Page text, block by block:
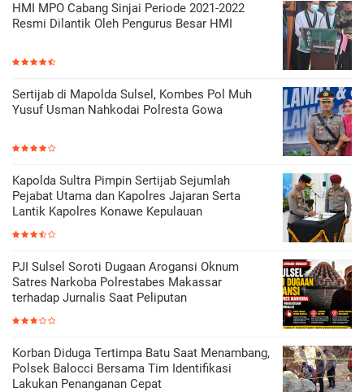
HMI MPO Cabang Sinjai Periode 2021-2022
Resmi Dilantik Oleh Pengurus Besar HMI
Sertijab di Mapolda Sulsel, Kombes Pol Muh
Yusuf Usman Nahkodai Polresta Gowa
Kapolda Sultra Pimpin Sertijab Sejumlah
Pejabat Utama dan Kapolres Jajaran Serta
Lantik Kapolres Konawe Kepulauan
PJI Sulsel Soroti Dugaan Arogansi Oknum
Satres Narkoba Polrestabes Makassar
terhadap Jurnalis Saat Peliputan
Korban Diduga Tertimpa Batu Saat Menambang,
Polsek Balocci Bersama Tim Identifikasi
Lakukan Penanganan Cepat